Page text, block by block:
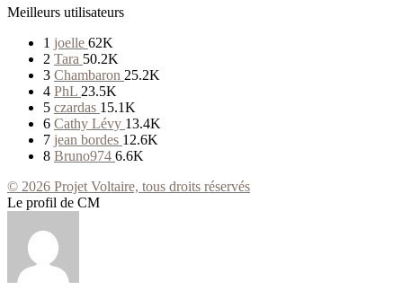
Meilleurs utilisateurs
1 joelle 62K
2 Tara 50.2K
3 Chambaron 25.2K
4 PhL 23.5K
5 czardas 15.1K
6 Cathy Lévy 13.4K
7 jean bordes 12.6K
8 Bruno974 6.6K
© 2026 Projet Voltaire, tous droits réservés
Le profil de CM